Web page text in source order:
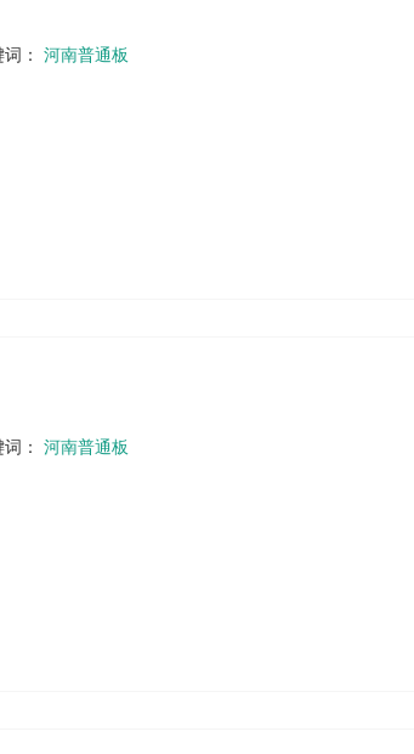
： 河南普通板
： 河南普通板